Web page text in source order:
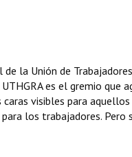
la Unión de
es el gremio
visibles para
los trabajadores.